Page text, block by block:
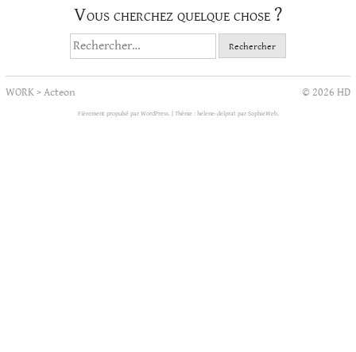
Vous cherchez quelque chose ?
Rechercher :
WORK>Acteon © 2026 HD
Fièrement propulsé par WordPress. Thème : helene-delprat par SophieWeb.